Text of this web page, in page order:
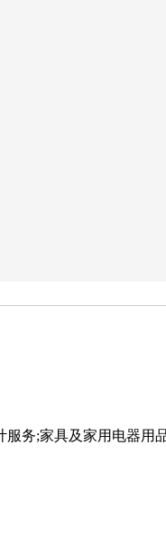
务;家具及家用电器用